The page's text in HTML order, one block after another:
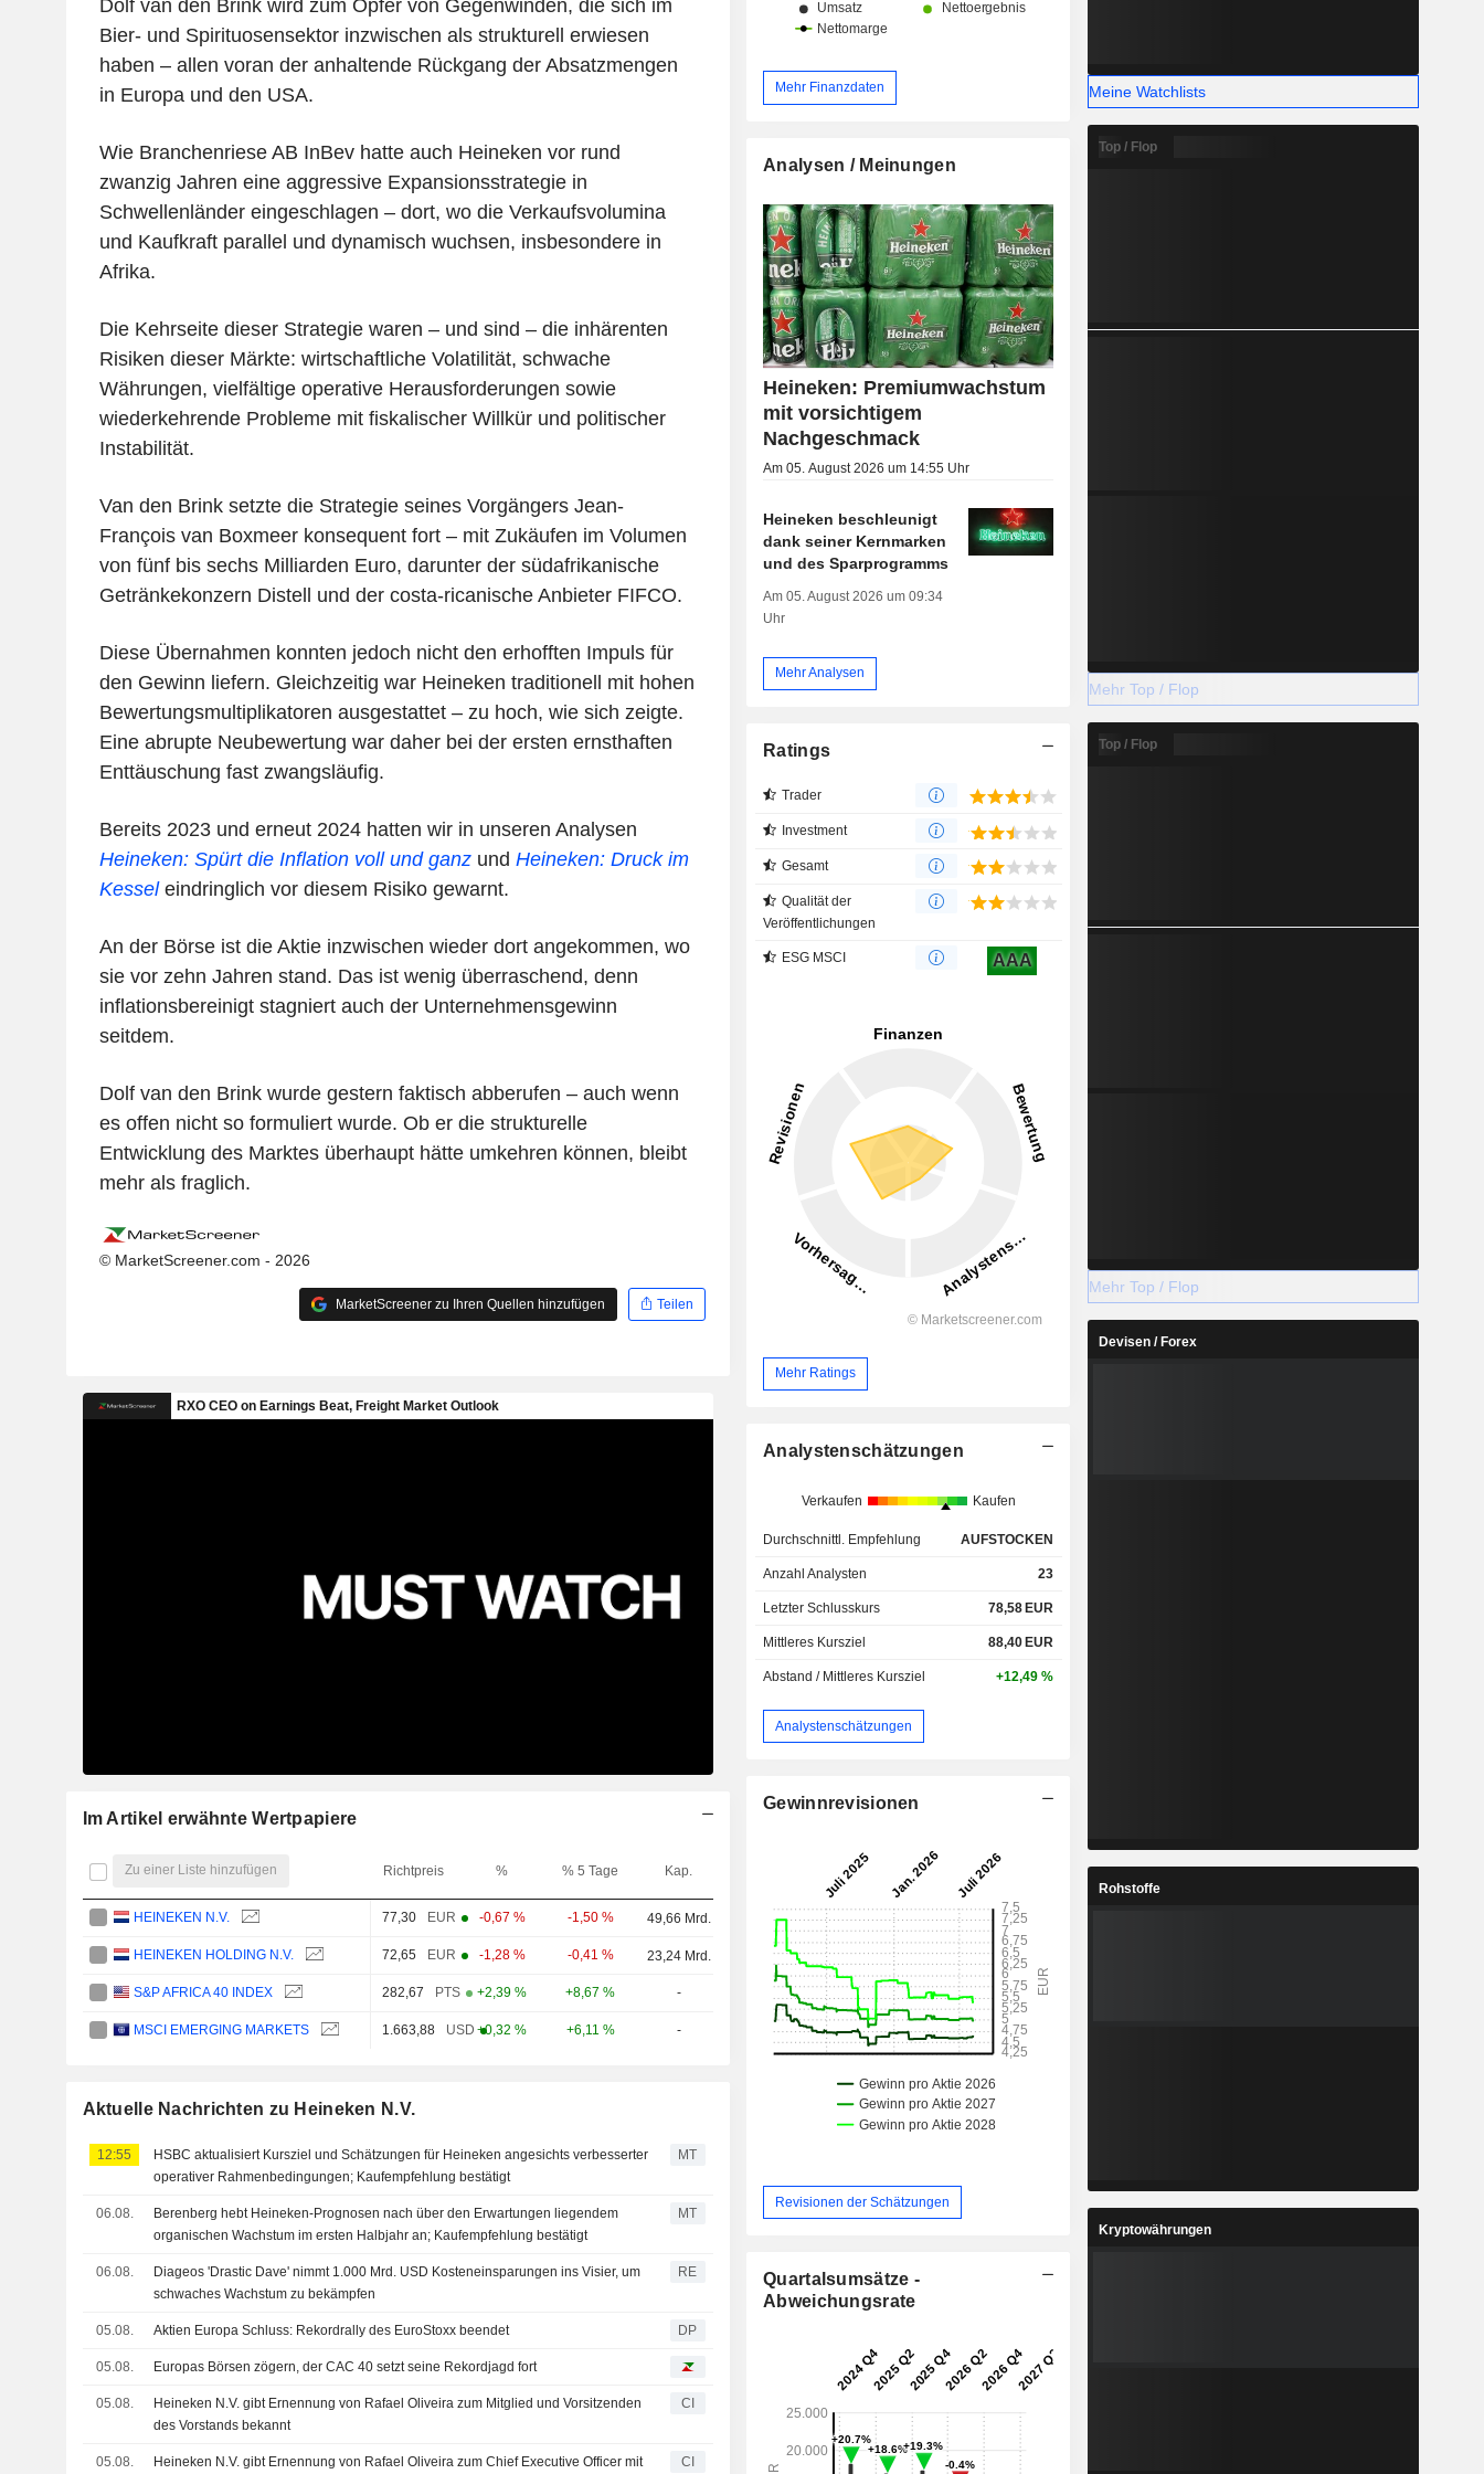
Dolf van den Brink wird zum Opfer von Gegenwinden, die sich im
Bier- und Spirituosensektor inzwischen als strukturell erwiesen
haben – allen voran der anhaltende Rückgang der Absatzmengen
in Europa und den USA.
Wie Branchenriese AB InBev hatte auch Heineken vor rund
zwanzig Jahren eine aggressive Expansionsstrategie in
Schwellenländer eingeschlagen – dort, wo die Verkaufsvolumina
und Kaufkraft parallel und dynamisch wuchsen, insbesondere in
Afrika.
Die Kehrseite dieser Strategie waren – und sind – die inhärenten
Risiken dieser Märkte: wirtschaftliche Volatilität, schwache
Währungen, vielfältige operative Herausforderungen sowie
wiederkehrende Probleme mit fiskalischer Willkür und politischer
Instabilität.
Van den Brink setzte die Strategie seines Vorgängers Jean-
François van Boxmeer konsequent fort – mit Zukäufen im Volumen
von fünf bis sechs Milliarden Euro, darunter der südafrikanische
Getränkekonzern Distell und der costa-ricanische Anbieter FIFCO.
Diese Übernahmen konnten jedoch nicht den erhofften Impuls für
den Gewinn liefern. Gleichzeitig war Heineken traditionell mit hohen
Bewertungsmultiplikatoren ausgestattet – zu hoch, wie sich zeigte.
Eine abrupte Neubewertung war daher bei der ersten ernsthaften
Enttäuschung fast zwangsläufig.
Bereits 2023 und erneut 2024 hatten wir in unseren Analysen
Heineken: Spürt die Inflation voll und ganzund Heineken: Druck im
Kesseleindringlich vor diesem Risiko gewarnt.
An der Börse ist die Aktie inzwischen wieder dort angekommen, wo
sie vor zehn Jahren stand. Das ist wenig überraschend, denn
inflationsbereinigt stagniert auch der Unternehmensgewinn
seitdem.
Dolf van den Brink wurde gestern faktisch abberufen – auch wenn
es offen nicht so formuliert wurde. Ob er die strukturelle
Entwicklung des Marktes überhaupt hätte umkehren können, bleibt
mehr als fraglich.
© MarketScreener.com - 2026
MarketScreener zu Ihren Quellen hinzufügen Teilen
Im Artikel erwähnte Wertpapiere
Zu einer Liste hinzufügen Richtpreis % % 5 Tage Kap.
HEINEKEN N.V. 77,30 EUR -0,67 % -1,50 % 49,66 Mrd.
HEINEKEN HOLDING N.V. 72,65 EUR -1,28 % -0,41 % 23,24 Mrd.
S&P AFRICA 40 INDEX 282,67 PTS +2,39 % +8,67 % -
MSCI EMERGING MARKETS 1.663,88 USD +0,32 % +6,11 % -
Aktuelle Nachrichten zu Heineken N.V.
12:55
HSBC aktualisiert Kursziel und Schätzungen für Heineken angesichts verbesserter
operativer Rahmenbedingungen; Kaufempfehlung bestätigt
MT
06.08.
Berenberg hebt Heineken-Prognosen nach über den Erwartungen liegendem
organischen Wachstum im ersten Halbjahr an; Kaufempfehlung bestätigt
MT
06.08.
Diageos 'Drastic Dave' nimmt 1.000 Mrd. USD Kosteneinsparungen ins Visier, um
schwaches Wachstum zu bekämpfen
RE
05.08. Aktien Europa Schluss: Rekordrally des EuroStoxx beendet DP
05.08. Europas Börsen zögern, der CAC 40 setzt seine Rekordjagd fort
05.08.
Heineken N.V. gibt Ernennung von Rafael Oliveira zum Mitglied und Vorsitzenden
des Vorstands bekannt
CI
05.08. Heineken N.V. gibt Ernennung von Rafael Oliveira zum Chief Executive Officer mit CI
Mehr Finanzdaten
Analysen / Meinungen
Heineken: Premiumwachstum
mit vorsichtigem
Nachgeschmack
Am 05. August 2026 um 14:55 Uhr
Heineken beschleunigt
dank seiner Kernmarken
und des Sparprogramms
Am 05. August 2026 um 09:34
Uhr
Mehr Analysen
Ratings
Trader
Investment
Gesamt
Qualität der
Veröffentlichungen
ESG MSCI AAA
Mehr Ratings
Analystenschätzungen
Verkaufen Kaufen
Durchschnittl. Empfehlung AUFSTOCKEN
Anzahl Analysten 23
Letzter Schlusskurs 78,58 EUR
Mittleres Kursziel 88,40 EUR
Abstand / Mittleres Kursziel +12,49 %
Analystenschätzungen
Gewinnrevisionen
Revisionen der Schätzungen
Quartalsumsätze -
Abweichungsrate
Meine Watchlists
Top / Flop
Mehr Top / Flop
Top / Flop
Mehr Top / Flop
Devisen / Forex
Rohstoffe
Kryptowährungen